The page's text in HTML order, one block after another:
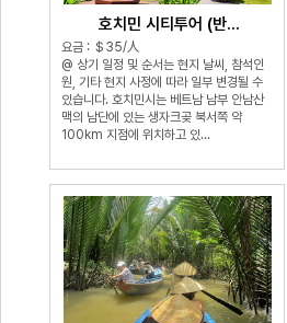
호치민 시티투어 (반...
요금 : ＄35/人
@ 상기 일정 및 순서는 현지 날씨, 참석인
원, 기타 현지 사정에 따라 일부 변경될 수
있습니다. 호치민시는 베트남 남부 안남산
맥의 남단에 있는 생자크곶 북서쪽 약
100km 지점에 위치하고 있...